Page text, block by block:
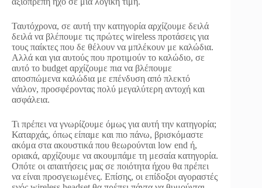
Ταυτόχρονα, σε αυτή την κατηγορία αρχίζουμε δειλά
δειλά να βλέπουμε τις πρώτες wireless προτάσεις για
τους παίκτες που δε θέλουν να μπλέκουν με καλώδια.
Αλλά και για αυτούς που προτιμούν το καλώδιο, σε
αυτό το budget αρχίζουμε πια να βλέπουμε
αποσπώμενα καλώδια με επένδυση από πλεκτό
νάιλον, προσφέροντας πολύ μεγαλύτερη αντοχή και
ασφάλεια.
Τι πρέπει να γνωρίζουμε όμως για αυτή την κατηγορία;
Καταρχάς, όπως είπαμε και πιο πάνω, βρισκόμαστε
ακόμα στα ακουστικά που θεωρούνται low end ή,
οριακά, αρχίζουμε να ακουμπάμε τη μεσαία κατηγορία.
Οπότε οι απαιτήσεις μας σε ποιότητα ήχου θα πρέπει
να είναι προσγειωμένες. Επίσης, οι επίδοξοι αγοραστές